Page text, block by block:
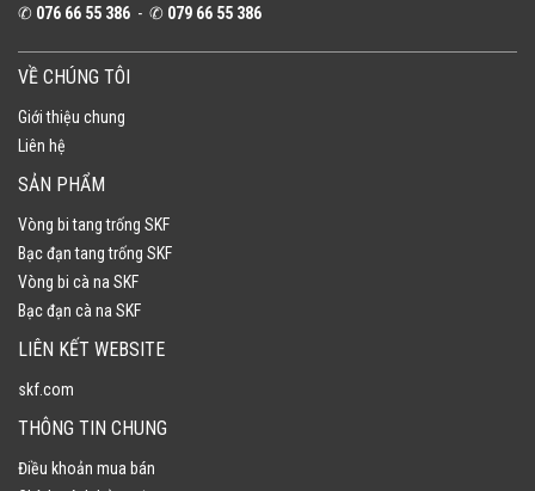
✆ 076 66 55 386 - ✆ 079 66 55 386
VỀ CHÚNG TÔI
Giới thiệu chung
Liên hệ
SẢN PHẨM
Vòng bi tang trống SKF
Bạc đạn tang trống SKF
Vòng bi cà na SKF
Bạc đạn cà na SKF
LIÊN KẾT WEBSITE
skf.com
THÔNG TIN CHUNG
Điều khoản mua bán